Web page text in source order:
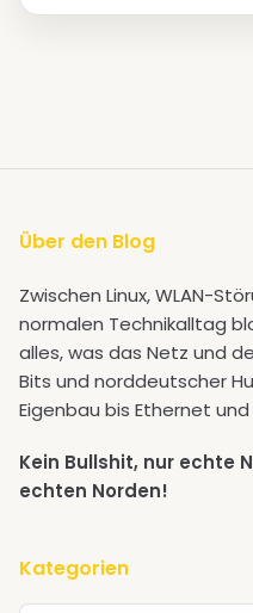
Über den Blog
Zwischen Linux, WLAN-
normalen Technikalltag
alles, was das Netz und
Bits und norddeutscher
Eigenbau bis Ethernet
Kein Bullshit, nur echte
echten Norden!
Kategorien